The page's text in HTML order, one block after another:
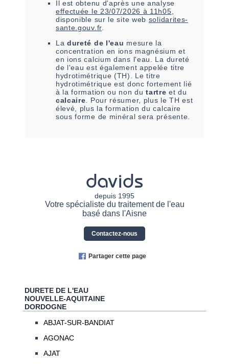
Il est obtenu d'après une analyse
effectuée le 23/07/2026 à 11h05
disponible sur le site web solidarites-
sante.gouv.fr.
La dureté de l'eau mesure la
concentration en ions magnésium et
en ions calcium dans l'eau. La dureté
de l'eau est également appelée titre
hydrotimétrique (TH). Le titre
hydrotimétrique est donc fortement lié
à la formation ou non dutartre et du
calcaire . Pour résumer, plus le TH est
élevé, plus la formation du calcaire
sous forme de minéral sera présente.
davids
depuis 1995
Votre spécialiste du traitement de l'eau
basé dans l'Aisne
Contactez-nous
Partager cette page
DURETE DE L'EAU
NOUVELLE-AQUITAINE
DORDOGNE
ABJAT-SUR-BANDIAT
AGONAC
AJAT